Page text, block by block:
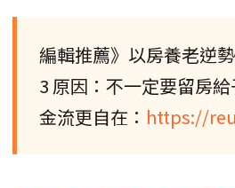
編輯推薦》以房養老逆
3 原因：不一定要留房
金流更自在： https://